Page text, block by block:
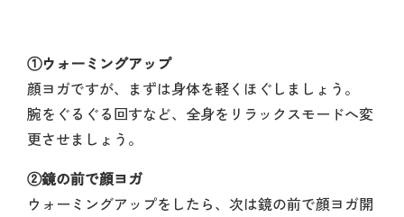
①ウォーミングアップ
顔ヨガですが、まずは身体を軽くほぐしましょう。
腕をぐるぐる回すなど、全身をリラックスモードへ変
更させましょう。
②鏡の前で顔ヨガ
ウォーミングアップをしたら、次は鏡の前で顔ヨガ開